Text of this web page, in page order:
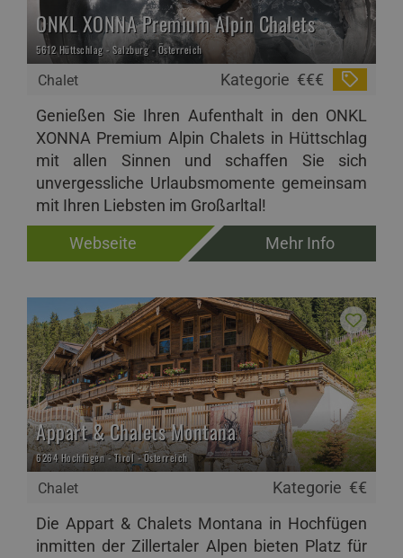
Chalet
ONKL XONNA Premium Alpin Chalets
5612 Hüttschlag - Salzburg - Österreich
Kategorie €€€
Genießen Sie Ihren Aufenthalt in den ONKL
XONNA Premium Alpin Chalets in Hüttschlag
mit allen Sinnen und schaffen Sie sich
unvergessliche Urlaubsmomente gemeinsam
mit Ihren Liebsten im Großarltal!
Webseite
Mehr Info
Chalet
Appart & Chalets Montana
6264 Hochfügen - Tirol - Österreich
Kategorie €€
Die Appart & Chalets Montana in Hochfügen
inmitten der Zillertaler Alpen bieten Platz für